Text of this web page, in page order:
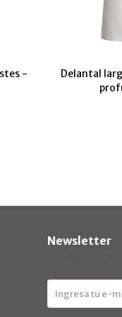
-
Delantal
Newsletter